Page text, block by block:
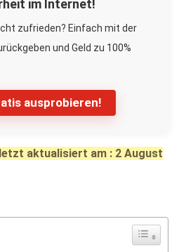
ausprobieren!
im Internet!
zufrieden? Einfach mit der
und Geld zu 100%
aktualisiert am : 2 August